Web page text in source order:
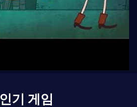
인기 게임